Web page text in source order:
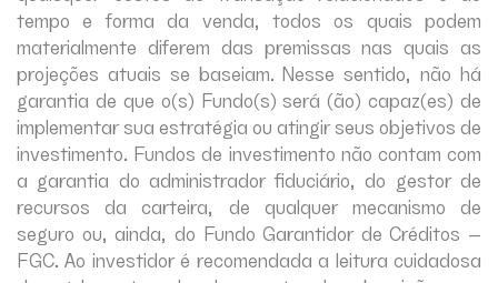
tempo e forma da venda, todos os quais podem
materialmente diferem das premissas nas quais as
projeções atuais se baseiam. Nesse sentido, não há
garantia de que o(s) Fundo(s) será (ão) capaz(es) de
implementar sua estratégia ou atingir seus objetivos de
investimento. Fundos de investimento não contam com
a garantia do administrador fiduciário, do gestor de
recursos da carteira, de qualquer mecanismo de
seguro ou, ainda, do Fundo Garantidor de Créditos –
FGC. Ao investidor é recomendada a leitura cuidadosa